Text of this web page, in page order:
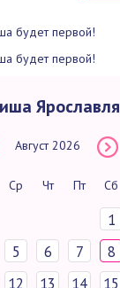
будет первой!
будет первой!
Ярославля
Август 2026
Ср Чт Пт Сб
1
5 6 7 8
12 13 14 15